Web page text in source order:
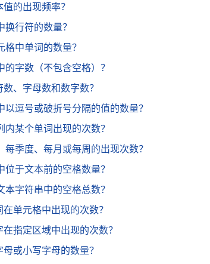
的出现频率？
行符的数量？
中单词的数量？
字数（不包含空格）？
、字母数和数字数？
逗号或破折号分隔的值的数量？
某个单词出现的次数？
季度、每月或每周的出现次数？
于文本前的空格数量？
字符串中的空格总数？
单元格中出现的次数？
指定区域中出现的次数？
或小写字母的数量？